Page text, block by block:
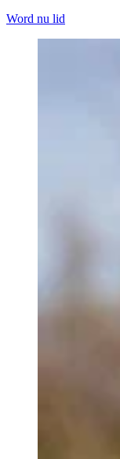
Word nu lid